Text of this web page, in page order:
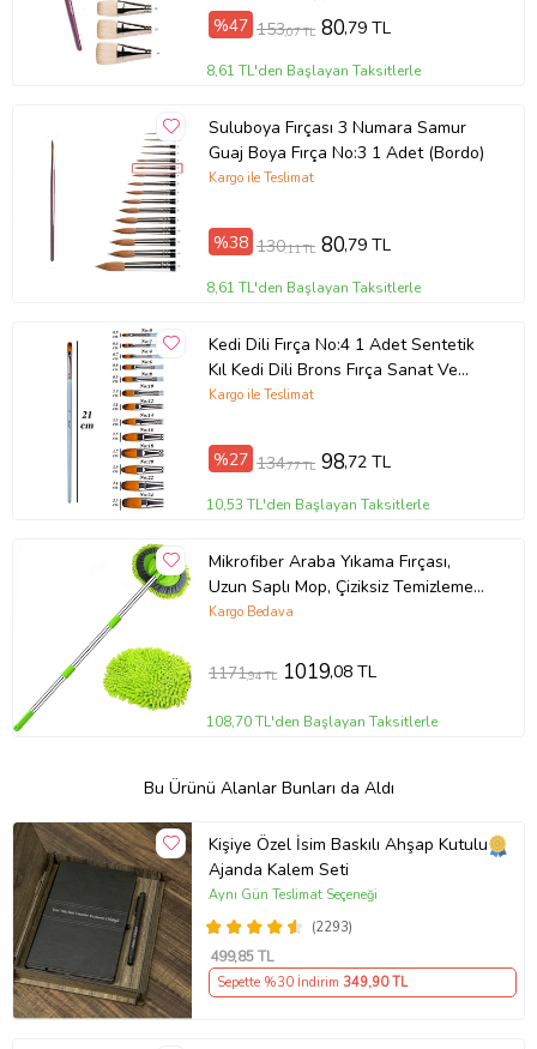
%47 153,07 TL 80,79 TL
8,61 TL'den Başlayan Taksitlerle
Suluboya Fırçası 3 Numara Samur
Guaj Boya Fırça No:3 1 Adet (Bordo)
Kargo ile Teslimat
%38 130,11 TL 80,79 TL
8,61 TL'den Başlayan Taksitlerle
Kedi Dili Fırça No:4 1 Adet Sentetik
Kıl Kedi Dili Brons Fırça Sanat Ve
Hobi Akrilik Boya Yağlı Boya Guaj
Kargo ile Teslimat
%27 134,77 TL 98,72 TL
10,53 TL'den Başlayan Taksitlerle
Mikrofiber Araba Yıkama Fırçası,
Uzun Saplı Mop, Çiziksiz Temizleme
Seti, Araç Temizleme Aleti Arab
Kargo Bedava
1171,94 TL 1019,08 TL
108,70 TL'den Başlayan Taksitlerle
Bu Ürünü Alanlar Bunları da Aldı
Kişiye Özel İsim Baskılı Ahşap Kutulu
Ajanda Kalem Seti
(2293)
Aynı Gün Teslimat Seçeneği
499,85 TL
Sepette %30 İndirim 349,90 TL